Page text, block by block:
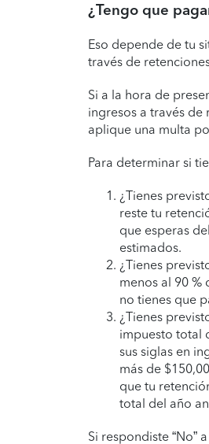
¿Tengo que
Eso depende de tu
través de
Si a la hora de
ingresos a través de
aplique una multa
Para determinar si
¿Tienes
reste tu
que esperas
estimados.
¿Tienes
menos al 90 %
no tienes que
¿Tienes
impuesto total
sus siglas en
más de
que tu
total del año
Si respondiste “No”